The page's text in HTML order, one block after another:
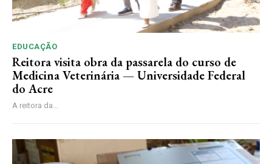
EDUCAÇÃO
Reitora visita obra da passarela do curso de
Medicina Veterinária — Universidade Federal
do Acre
A reitora da...